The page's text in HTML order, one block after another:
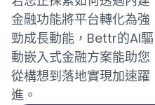
金融功能將平台轉化為強
勁成長動能，Bettr的AI驅
動嵌入式金融方案能助您
從構想到落地實現加速躍
進。